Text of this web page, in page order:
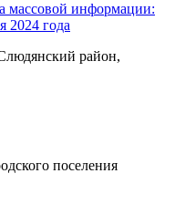
массовой информации:
2024 года
район,
поселения